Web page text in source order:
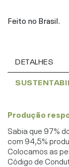
Feito no Brasil.
DETALHES
Produção
Sabia que 97%
com 94,5%
Colocamos as
Código de